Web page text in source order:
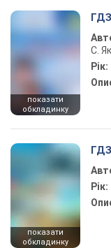
показати
обкладинку
С.
Рік:
показати
обкладинку
Рік: